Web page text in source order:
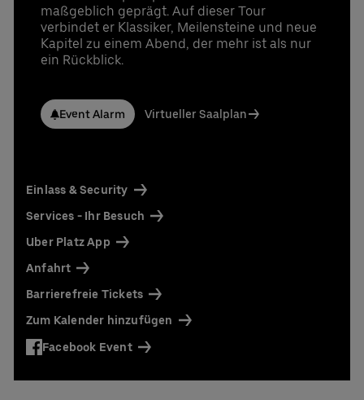
maßgeblich geprägt. Auf dieser Tour
verbindet er Klassiker, Meilensteine und neue
Kapitel zu einem Abend, der mehr ist als nur
ein Rückblick.
Event Alarm Virtueller Saalplan
Einlass & Security
Services - Ihr Besuch
Uber Platz App
Anfahrt
Barrierefreie Tickets
Zum Kalender hinzufügen
Facebook Event